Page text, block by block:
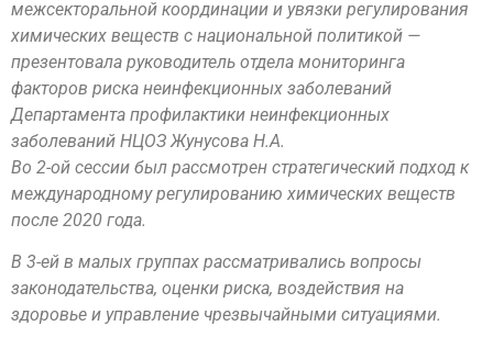
межсекторальной координации и увязки регулирования
химических веществ с национальной политикой —
презентовала руководитель отдела мониторинга
факторов риска неинфекционных заболеваний
Департамента профилактики неинфекционных
заболеваний НЦОЗ Жунусова Н.А.
Во 2-ой сессии был рассмотрен стратегический подход к
международному регулированию химических веществ
после 2020 года.
В 3-ей в малых группах рассматривались вопросы
законодательства, оценки риска, воздействия на
здоровье и управление чрезвычайными ситуациями.